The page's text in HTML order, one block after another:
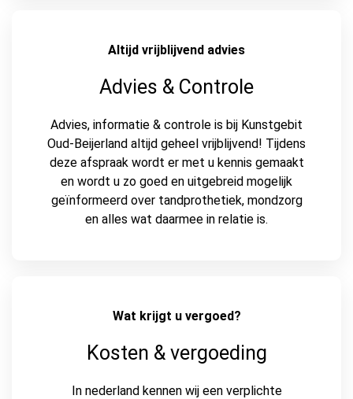
Altijd vrijblijvend advies
Advies & Controle
Advies, informatie & controle is bij Kunstgebit
Oud-Beijerland altijd geheel vrijblijvend! Tijdens
deze afspraak wordt er met u kennis gemaakt
en wordt u zo goed en uitgebreid mogelijk
geïnformeerd over tandprothetiek, mondzorg
en alles wat daarmee in relatie is.
Wat krijgt u vergoed?
Kosten & vergoeding
In nederland kennen wij een verplichte